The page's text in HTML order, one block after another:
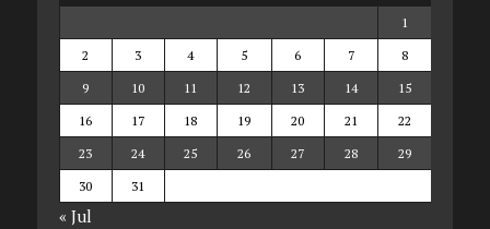
1
2
3 4 5 6 7
8
9
10 11 12 13 14
15
16
17 18 19 20 21
22
23
24 25 26 27 28
29
30
31
« Jul